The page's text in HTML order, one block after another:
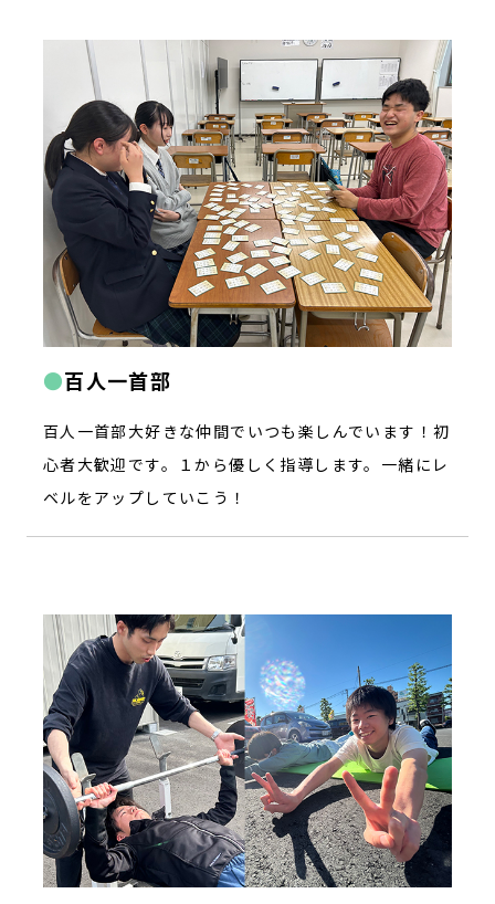
百人一首部
百人一首部大好きな仲間でいつも楽しんでいます！初
心者大歓迎です。１から優しく指導します。一緒にレ
ベルをアップしていこう！